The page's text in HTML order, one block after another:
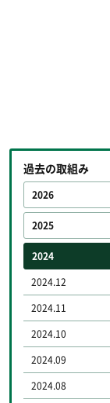
過去の取組み
2026
2025
2024
2024.12
2024.11
2024.10
2024.09
2024.08